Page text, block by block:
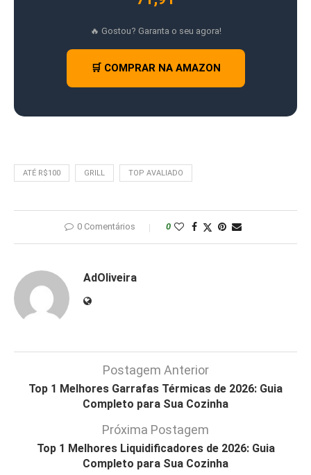
🔥 Gostou? Garanta o seu agora!
🛒 COMPRAR NA AMAZON
ATÉ R$100 GRILL TOP AVALIADO
0 Comentários 0
AdOliveira
Postagem Anterior
Top 1 Melhores Garrafas Térmicas de 2026: Guia
Completo para Sua Cozinha
Próxima Postagem
Top 1 Melhores Liquidificadores de 2026: Guia
Completo para Sua Cozinha